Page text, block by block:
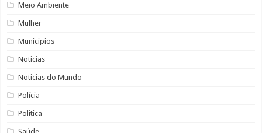
Meio Ambiente
Mulher
Municipios
Noticias
Noticias do Mundo
Polícia
Politica